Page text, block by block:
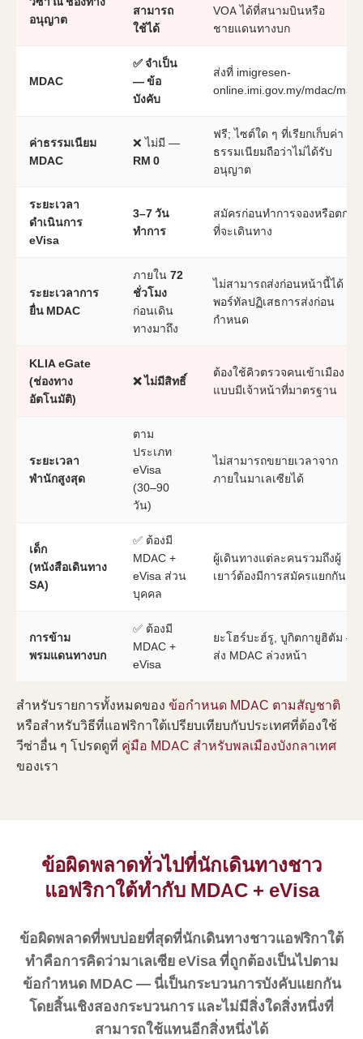
อนุญาต
สามารถ
ใช้ได้
VOA ได้ที่สนามบินหรือ
ชายแดนทางบก
MDAC
✅ จำเป็น
— ข้อ
บังคับ
ส่งที่ imigresen-
online.imi.gov.my/mdac/main
ค่าธรรมเนียม
MDAC
❌ ไม่มี —
RM 0
ฟรี; ไซต์ใด ๆ ที่เรียกเก็บค่า
ธรรมเนียมถือว่าไม่ได้รับ
อนุญาต
ระยะเวลา
ดำเนินการ
eVisa
3–7 วัน
ทำการ
สมัครก่อนทำการจองหรือตกลง
ที่จะเดินทาง
ระยะเวลาการ
ยื่น MDAC
ภายใน 72
ชั่วโมง
ก่อนเดิน
ทางมาถึง
ไม่สามารถส่งก่อนหน้านี้ได้ —
พอร์ทัลปฏิเสธการส่งก่อน
กำหนด
KLIA eGate
(ช่องทาง
อัตโนมัติ)
❌ ไม่มีสิทธิ์
ต้องใช้คิวตรวจคนเข้าเมือง
แบบมีเจ้าหน้าที่มาตรฐาน
ระยะเวลา
พำนักสูงสุด
ตาม
ประเภท
eVisa
(30–90
วัน)
ไม่สามารถขยายเวลาจาก
ภายในมาเลเซียได้
เด็ก
(หนังสือเดินทาง
SA)
✅ ต้องมี
MDAC +
eVisa ส่วน
บุคคล
ผู้เดินทางแต่ละคนรวมถึงผู้
เยาว์ต้องมีการสมัครแยกกัน
การข้าม
พรมแดนทางบก
✅ ต้องมี
MDAC +
eVisa
ยะโฮร์บะฮ์รู, บูกิตกายูฮิตัม —
ส่ง MDAC ล่วงหน้า
สำหรับรายการทั้งหมดของ ข้อกำหนด MDAC ตามสัญชาติ
หรือสำหรับวิธีที่แอฟริกาใต้เปรียบเทียบกับประเทศที่ต้องใช้
วีซ่าอื่น ๆ โปรดดูที่ คู่มือ MDAC สำหรับพลเมืองบังกลาเทศ
ของเรา
ข้อผิดพลาดทั่วไปที่นักเดินทางชาว
แอฟริกาใต้ทำกับ MDAC + eVisa
ข้อผิดพลาดที่พบบ่อยที่สุดที่นักเดินทางชาวแอฟริกาใต้
ทำคือการคิดว่ามาเลเซีย eVisa ที่ถูกต้องเป็นไปตาม
ข้อกำหนด MDAC — นี่เป็นกระบวนการบังคับแยกกัน
โดยสิ้นเชิงสองกระบวนการ และไม่มีสิ่งใดสิ่งหนึ่งที่
สามารถใช้แทนอีกสิ่งหนึ่งได้